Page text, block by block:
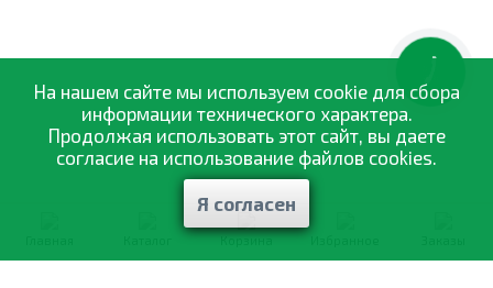
Корзина
На нашем сайте мы используем cookie для сбора
информации технического характера.
Продолжая использовать этот сайт, вы даете
согласие на использование файлов cookies.
Я согласен